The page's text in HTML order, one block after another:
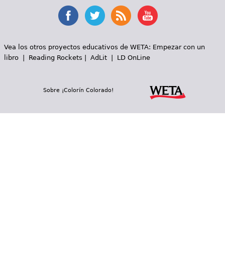
Vea los otros proyectos educativos de WETA: Empezar con un
libro| Reading Rockets AdLit| LD OnLine
Sobre ¡Colorín Colorado!